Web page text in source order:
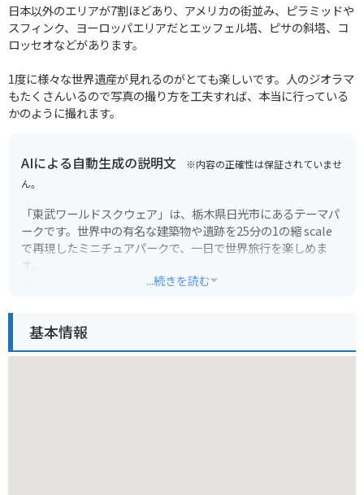
日本以外のエリアが7割ほどあり、アメリカの街並み、ピラミッドや
スフィンク、ヨーロッパエリアだとエッフェル塔、ピサの斜塔、コ
ロッセオなどがあります。
1度に様々な世界遺産が見れるのがとても楽しいです。人のジオラマ
もたくさんいるので写真の撮り方を工夫すれば、本当に行っている
かのように撮れます。
AIによる自動生成の説明文 ※内容の正確性は保証されていませ
ん。
「東武ワールドスクウェア」は、栃木県日光市にあるテーマパ
ークです。世界中の有名な建築物や遺跡を25分の1の縮 scale
で再現したミニチュアパークで、一日で世界旅行を楽しめま
す。
に精巧に作られたミニチュアの数々です。園内には、日本の有
名な建築物も再現されており、四季折々の風景も楽しめます。
...続きを読む
基本情報